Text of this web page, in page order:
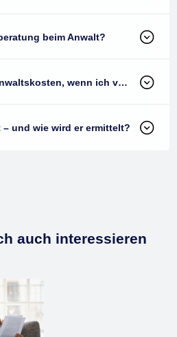
beim Anwalt?
wenn ich vor Gericht gewinne?
– und wie wird er ermittelt?
auch interessieren